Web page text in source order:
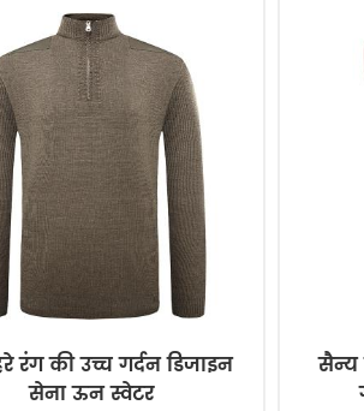
रंग की उच्च गर्दन डिजाइन
सेना ऊन स्वेटर
सैन्य